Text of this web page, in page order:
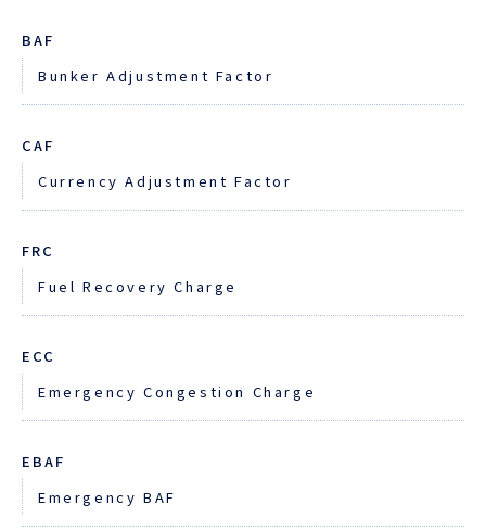
BAF
Bunker Adjustment Factor
CAF
Currency Adjustment Factor
FRC
Fuel Recovery Charge
ECC
Emergency Congestion Charge
EBAF
Emergency BAF